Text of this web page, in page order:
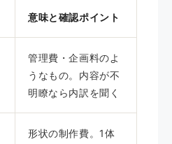
意味と確認ポイント
管理費・企画料のよ
うなもの。内容が不
明瞭なら内訳を聞く
形状の制作費。1体